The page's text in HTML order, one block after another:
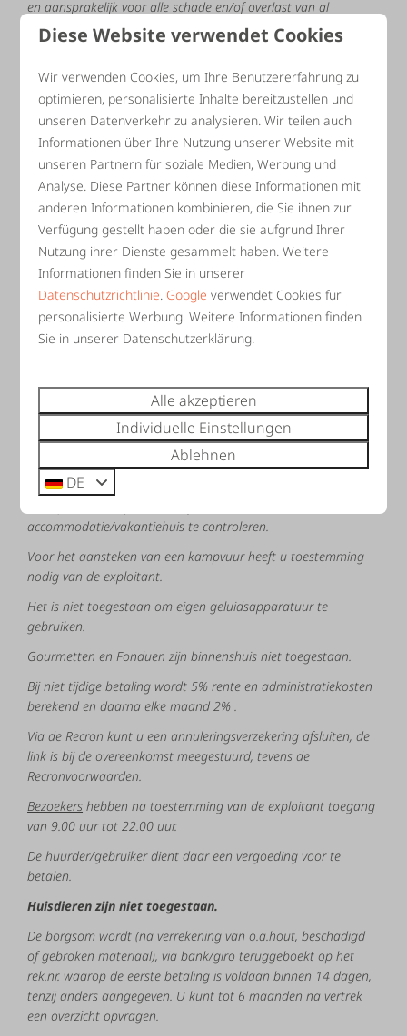
en aansprakelijk voor alle schade en/of overlast van al
diegenen,
die bij het op en/of met hem
gehuurde verblijven. Overtredingen van deze overeenkomst
aan de huurder toegerekend.
De oplevering van het gehuurde dient opgeruimd, stof en
vetvrij te geschieden, afvalemmers leeg en voor zover het
keukeninventaris, huisraad meubelen betreft,
breuken, andere mankementen
(waaronder
begrepen onvolledigheid).Alles weer op de plaats zoals bij
aankomst. Wanneer er linnen en/of handdoeken gehuurd
deze bij vertrek in de hal leggen.
De huurder/gebruiker heeft tot twee uur
gelegenheid
aan de exploitant
hem
geconstateerde storingen, breuken of mankementen op te
geven, in welk geval de huurder/gebruiker
hem zijn veroorzaakt. De huurder/gebruiker
dient het gehuurde en de (het) daarin aanwezige huisraad,
meubilair en inventaris te gebruiken overeenkomstig de
gedurende de arrangementsperiode
goed en deugdelijk
accommodatie/vakantiehuis te controleren.
Voor het aansteken van een kampvuur heeft u toestemming
nodig van de exploitant.
Het is niet toegestaan om eigen geluidsapparatuur te
gebruiken.
Gourmetten en Fonduen zijn binnenshuis niet toegestaan.
Bij niet tijdige betaling wordt 5% rente en administratiekosten
berekend en daarna elke maand 2% .
Via de Recron kunt u een annuleringsverzekering afsluiten, de
link is bijde overeenkomst meegestuurd, tevens de
Recronvoorwaarden.
Bezoekers hebben na toestemming van de exploitant toegang
van 9.00 uur tot 22.00 uur.
De huurder/gebruiker dient daar een vergoeding voor te
betalen.
Huisdieren zijn niet toegestaan.
De borgsom wordt (na verrekening van o.a.hout, beschadigd
of gebroken materiaal), via bank/giro teruggeboekt op het
rek.nr. waarop de eerste betaling is voldaan binnen 14 dagen,
tenzij anders aangegeven. U kunt tot 6 maanden na vertrek
een overzicht opvragen.
Diese Website verwendet Cookies
Wir verwenden Cookies, um Ihre Benutzererfahrung zu
optimieren, personalisierte Inhalte bereitzustellen und
unseren Datenverkehr zu analysieren. Wir teilen auch
Informationen über Ihre Nutzung unserer Website mit
unseren Partnern für soziale Medien, Werbung und
Analyse. Diese Partner können diese Informationen mit
anderen Informationen kombinieren, die Sie ihnen zur
Verfügung gestellt haben oder die sie aufgrund Ihrer
Nutzung ihrer Dienste gesammelt haben. Weitere
Informationen finden Sie in unserer
Datenschutzrichtlinie. Google verwendet Cookies für
personalisierte Werbung. Weitere Informationen finden
Sie in unserer Datenschutzerklärung.
Alle akzeptieren
Individuelle Einstellungen
Ablehnen
DE